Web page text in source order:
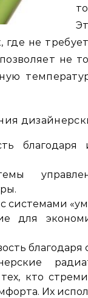
не
не
благодаря
системами
для
кто
Их